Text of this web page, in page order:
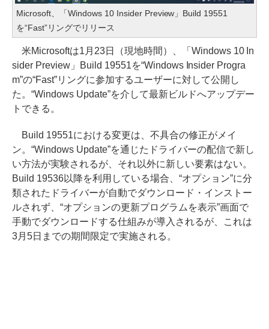
Microsoft、「Windows 10 Insider Preview」Build 19551
を“Fast”リングでリリース
米Microsoftは1月23日（現地時間）、「Windows 10 In
sider Preview」Build 19551を“Windows Insider Progra
m”の“Fast”リングに参加するユーザーに対して公開し
た。“Windows Update”を介して最新ビルドへアップデー
トできる。
Build 19551における変更は、不具合の修正がメイ
ン。“Windows Update”を通じたドライバーの配信で新し
い方法が実験されるが、それ以外に新しい要素はない。
Build 19536以降を利用している場合、“オプション”に分
類されたドライバーが自動でダウンロード・インストー
ルされず、“オプションの更新プログラムを表示”画面で
手動でダウンロードする仕組みが導入されるが、これは
3月5日までの期間限定で実施される。